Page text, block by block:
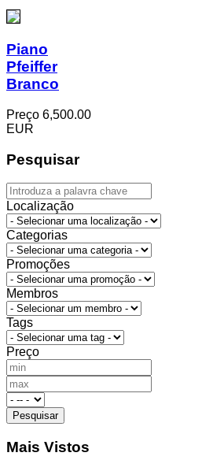
Piano
Pfeiffer
Branco
Preço 6,500.00
EUR
Pesquisar
Localização
Categorias
Promoções
Membros
Tags
Preço
Mais Vistos